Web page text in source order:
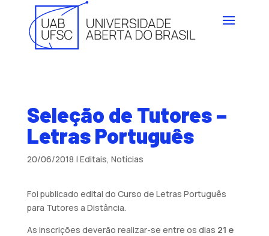
Seleção de Tutores –
Letras Português
20/06/2018 | Editais, Notícias
Foi publicado edital do Curso de Letras Português
para Tutores a Distância.
As inscrições deverão realizar-se entre os dias 21 e